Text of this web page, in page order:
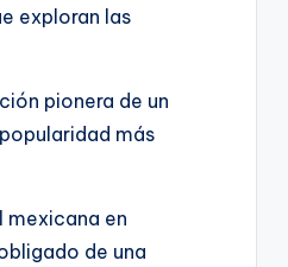
exploran las
pionera de un
más
mexicana en
de una